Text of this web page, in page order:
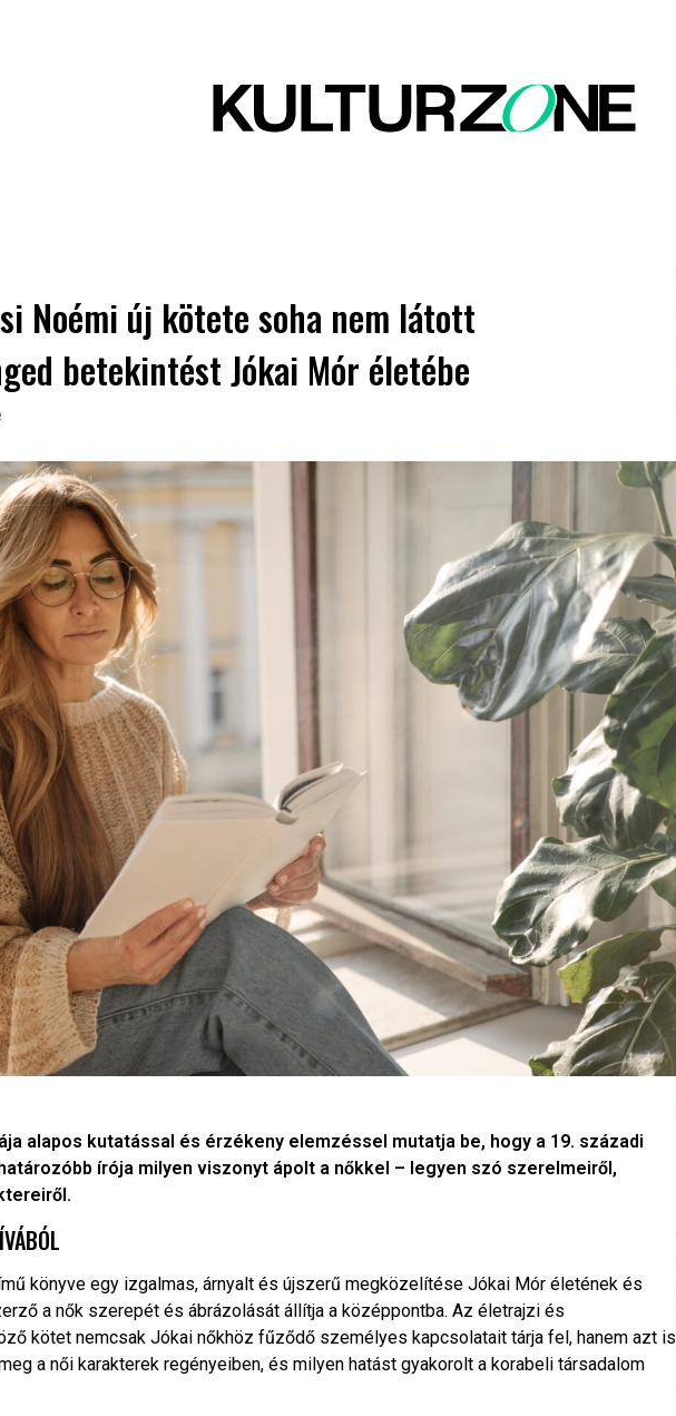
Noémi új kötete soha nem látott
betekintést Jókai Mór életébe
alapos kutatással és érzékeny elemzéssel mutatja be, hogy a 19. századi
írója milyen viszonyt ápolt a nőkkel – legyen szó szerelmeiről,
könyve egy izgalmas, árnyalt és újszerű megközelítése Jókai Mór életének és
a nők szerepét és ábrázolását állítja a középpontba. Az életrajzi és
kötet nemcsak Jókai nőkhöz fűződő személyes kapcsolatait tárja fel, hanem azt is
a női karakterek regényeiben, és milyen hatást gyakorolt a korabeli társadalom